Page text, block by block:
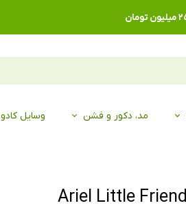
مد، دکور و فشن وسایل کادو